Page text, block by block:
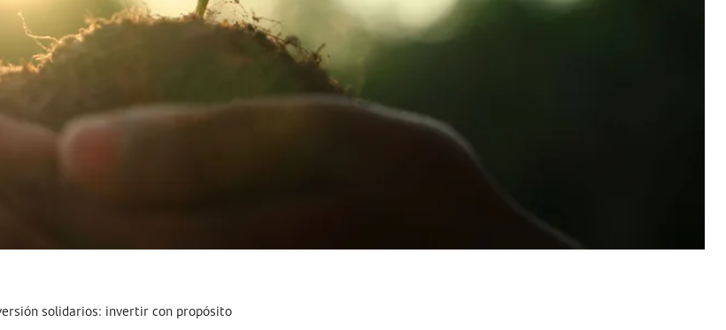
solidarios: invertir con propósito